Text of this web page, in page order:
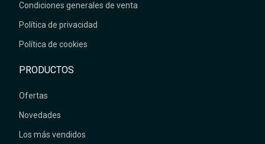
Condiciones generales de venta
Política de privacidad
Política de cookies
PRODUCTOS
Ofertas
Novedades
Los más vendidos